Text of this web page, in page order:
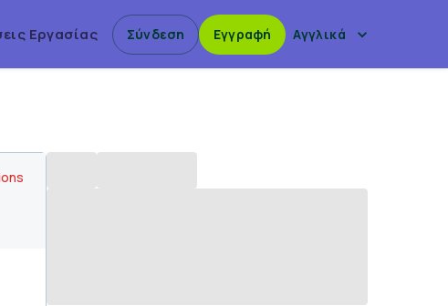
Εργασίας Σύνδεση Εγγραφή Αγγλικά